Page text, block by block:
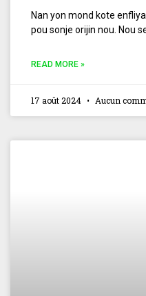
Nan yon mond kote
pou sonje orijin nou. Nou
READ MORE »
17 août 2024 Aucun